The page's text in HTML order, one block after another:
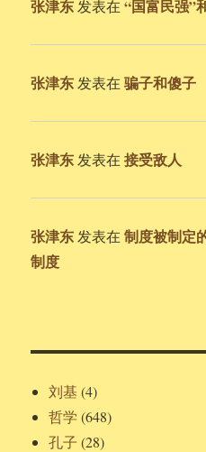
张津东 发表在“国富民强”
张津东 发表在骗子和傻子
张津东 发表在接受敌人
张津东 发表在制度被制定
制度
刘基 (4)
哲学 (648)
孔子 (28)